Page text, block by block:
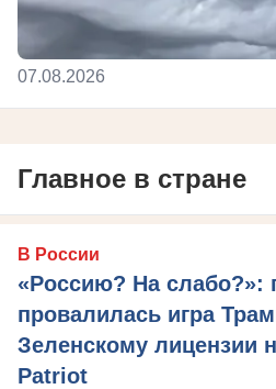
07.08.2026
Главное в стране
В России
«Россию? На слабо?»:
провалилась игра
Зеленскому лицензии
Patriot